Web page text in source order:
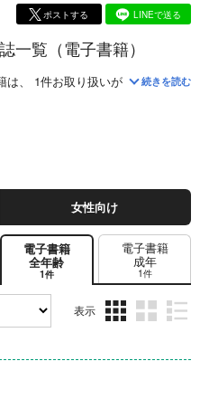
ポストする LINEで送る
一覧（電子書籍）
は、 1件お取り扱いがございます。
続きを読む
女性向け
電子書籍
全年齢
1件
電子書籍
成年
1件
表示
ム
ム
ム